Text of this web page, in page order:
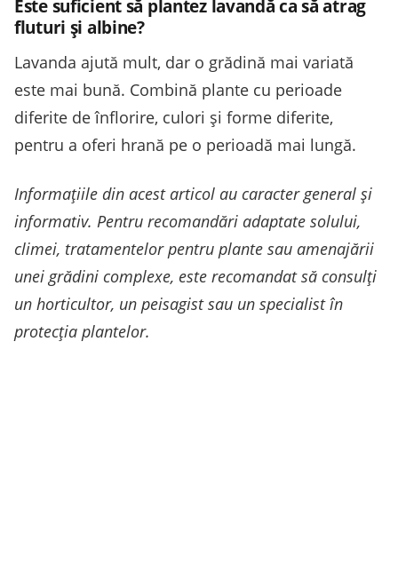
Este suficient să plantez lavandă ca să atrag
fluturi și albine?
Lavanda ajută mult, dar o grădină mai variată
este mai bună. Combină plante cu perioade
diferite de înflorire, culori și forme diferite,
pentru a oferi hrană pe o perioadă mai lungă.
Informațiile din acest articol au caracter general și
informativ. Pentru recomandări adaptate solului,
climei, tratamentelor pentru plante sau amenajării
unei grădini complexe, este recomandat să consulți
un horticultor, un peisagist sau un specialist în
protecția plantelor.